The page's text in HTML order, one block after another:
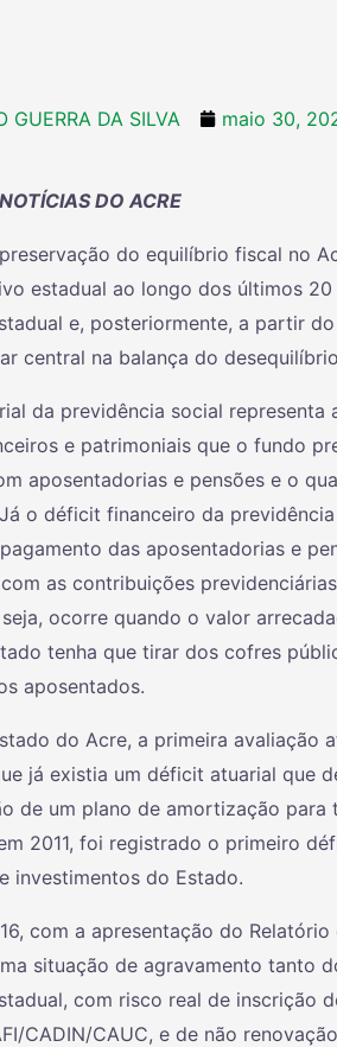
GUERRA DA SILVA maio 30,
DO ACRE
do equilíbrio fiscal no
estadual ao longo dos últimos
e, posteriormente, a partir
central na balança do
da previdência social
e patrimoniais que o fundo
aposentadorias e pensões e o
o déficit financeiro da
das aposentadorias e
as contribuições
ocorre quando o valor
tenha que tirar dos cofres
aposentados.
do Acre, a primeira avaliação
já existia um déficit atuarial que
de um plano de amortização
2011, foi registrado o primeiro
investimentos do Estado.
com a apresentação do
situação de agravamento tanto
com risco real de inscrição
CADIN/CAUC, e de não